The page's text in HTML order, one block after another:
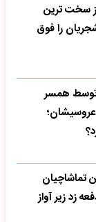
سخت ترین
را فوق
توسط همسر
تماشاچیان
زد زیر آواز